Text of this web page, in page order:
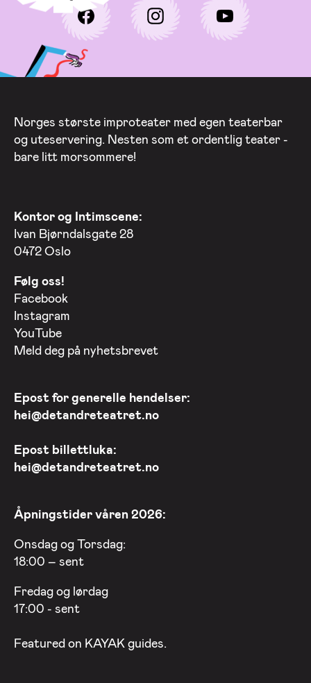
Norges største improteater med egen teaterbar
og uteservering. Nesten som et ordentlig teater -
bare litt morsommere!
Kontor og Intimscene:
Ivan Bjørndalsgate 28
0472 Oslo
Følg oss!
Facebook
Instagram
YouTube
Meld deg på nyhetsbrevet
Epost for generelle hendelser:
hei@detandreteatret.no
Epost billettluka:
hei@detandreteatret.no
Åpningstider våren 2026:
Onsdag og Torsdag:
18:00 – sent
Fredag og lørdag
17:00 - sent
Featured on KAYAK guides.